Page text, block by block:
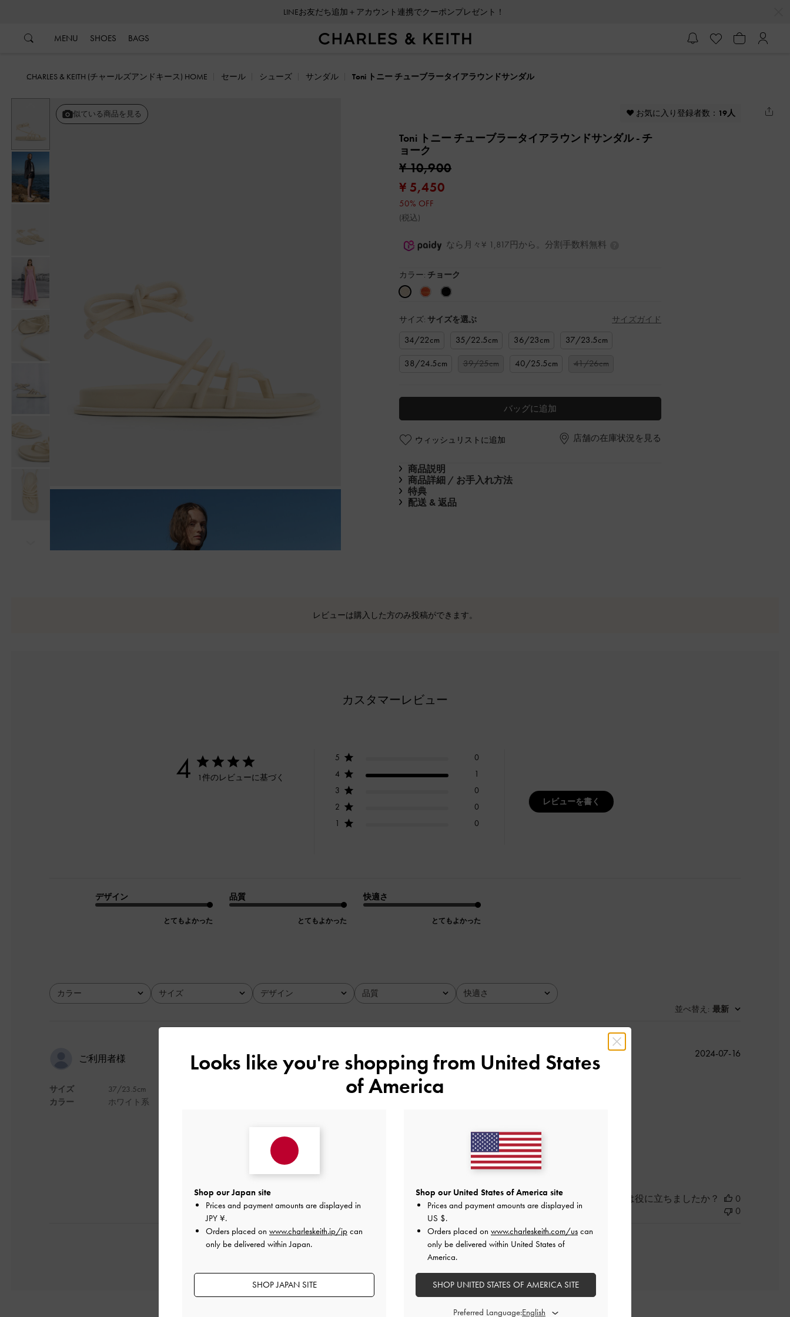
LINEお友だち追加＋アカウント連携でクーポンプレゼント！
MENU SHOES BAGS
CHARLES & KEITH (チャールズアンドキース) HOME セール シューズ サンダル Toni トニー チューブラータイアラウンドサンダル
♥ お気に入り登録者数： 19人
似ている商品を見る
Toni トニー チューブラータイアラウンドサンダル- チ
ョーク
¥ 10,900
¥ 5,450
50% OFF
(税込)
なら月々¥ 1,817円から。分割手数料無料
カラー: チョーク
サイズ: サイズを選ぶ サイズガイド
34/22cm 35/22.5cm 36/23cm
37/23.5cm
38/24.5cm
39/25cm 40/25.5cm 41/26cm
バッグに追加
ウィッシュリストに追加 店舗の在庫状況を見る
商品説明
商品詳細 / お手入れ方法
特典
配送 & 返品
レビューは購入した方のみ投稿ができます。
カスタマーレビュー
4 1件のレビューに基づく
5
0
4
1
3
0
2
0
1
0
レビューを書く
デザイン
とてもよかった
品質
とてもよかった
快適さ
とてもよかった
カラー
全て サイズ
全て デザイン
全て 品質
全て 快適さ
全て
並べ替え : 最新
ご利用者様
サイズ
カラー
37/23.5cm
ホワイト系
かわいいとにかくデザインが◎
とてもよかった とてもよかった
公
2024-07-16
このレビューは役に立ちましたか？
0
0
Looks like you're shopping from United States
of America
Shop our Japan site
Prices and payment amounts are displayed in
JPY ¥.
Orders placed on www.charleskeith.jp/jp can
only be delivered within Japan.
SHOP JAPAN SITE
Shop our United States of America site
Prices and payment amounts are displayed in
US $.
Orders placed on www.charleskeith.com/us can
only be delivered within United States of
America.
SHOP UNITED STATES OF AMERICA SITE
Preferred Language: